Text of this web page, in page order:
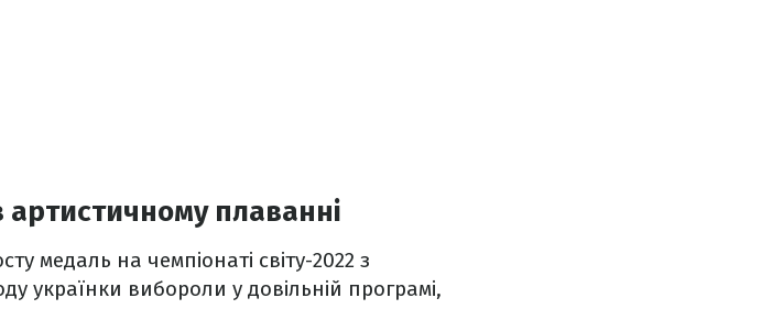
плаванні
медаль на чемпіонаті світу-2022 з
українки вибороли у довільній програмі,